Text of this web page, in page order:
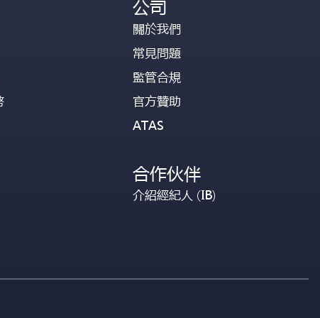
公司
關於我們
常見問題
監管合規
官方贊助
ATAS
合作伙伴
介紹經紀人 (IB)